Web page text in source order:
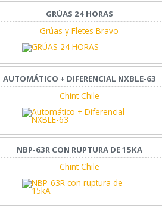
GRÚAS 24 HORAS
Grúas y Fletes Bravo
AUTOMÁTICO + DIFERENCIAL NXBLE-63
Chint Chile
NBP-63R CON RUPTURA DE 15KA
Chint Chile